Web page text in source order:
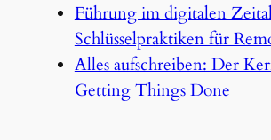
Führung im digitalen
Schlüsselpraktiken für
Alles aufschreiben: Der
Getting Things Done